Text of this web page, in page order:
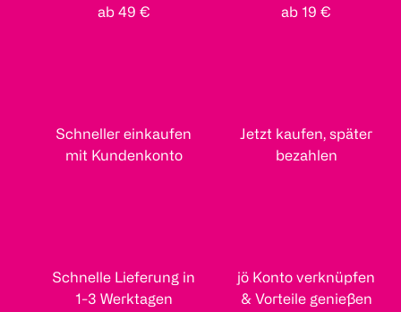
ab 49 €
ab 19 €
Schneller einkaufen
mit Kundenkonto
Jetzt kaufen, später
bezahlen
Schnelle Lieferung in
1-3 Werktagen
jö Konto verknüpfen
& Vorteile genießen